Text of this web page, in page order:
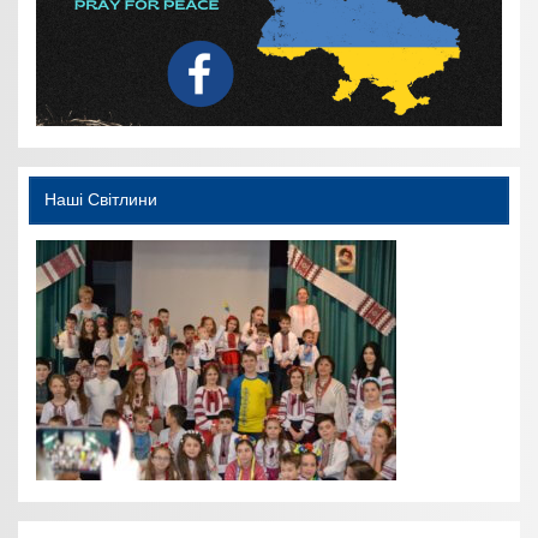
Наші Світлини